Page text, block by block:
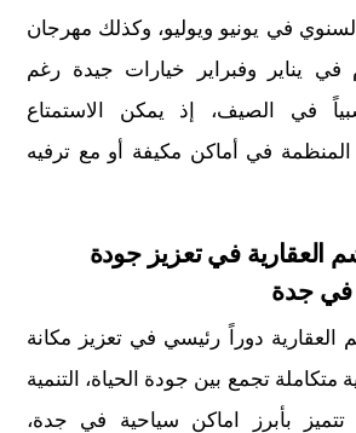
في يونيو ويوليو، وكذلك مهرجان
في يناير وفبراير خيارات جيدة رغم
في الصيف، إذ يمكن الاستمتاع
المنظمة في أماكن مكيفة أو مع ترفيه
العقارية في تعزيز جودة
في جدة
دوراً رئيسي في تعزيز مكانة
تجمع بين جودة الحياة، التنمية
تتميز بأبرز اماكن سياحية في جدة،